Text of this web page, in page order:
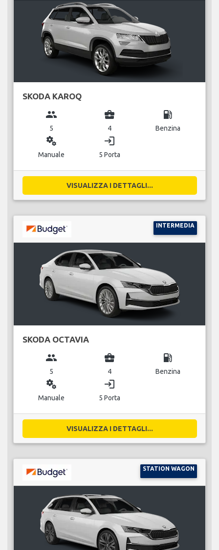
SKODA KAROQ
group
5
business_center
4
local_gas_station
Benzina
miscellaneous_services
Manuale
login
5 Porta
VISUALIZZA I DETTAGLI...
INTERMEDIA
SKODA OCTAVIA
group
5
business_center
4
local_gas_station
Benzina
miscellaneous_services
Manuale
login
5 Porta
VISUALIZZA I DETTAGLI...
STATION WAGON